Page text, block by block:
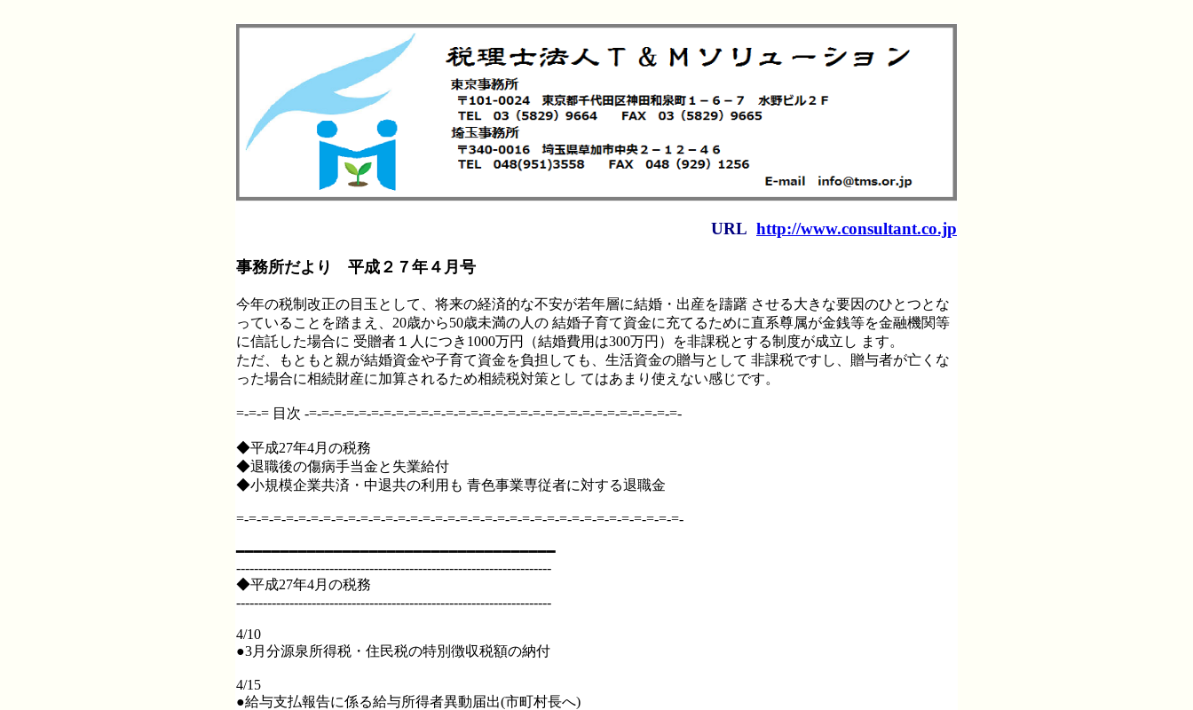
URL http://www.consultant.co.jp
事務所だより 平成２７年４月号
今年の税制改正の目玉として、将来の経済的な不安が若年層に結婚・出産を躊躇 させる大きな要因のひとつとな
っていることを踏まえ、20歳から50歳未満の人の 結婚子育て資金に充てるために直系尊属が金銭等を金融機関等
に信託した場合に 受贈者１人につき1000万円（結婚費用は300万円）を非課税とする制度が成立し ます。
ただ、もともと親が結婚資金や子育て資金を負担しても、生活資金の贈与として 非課税ですし、贈与者が亡くな
った場合に相続財産に加算されるため相続税対策とし てはあまり使えない感じです。
=-=-= 目次 -=-=-=-=-=-=-=-=-=-=-=-=-=-=-=-=-=-=-=-=-=-=-=-=-=-=-=-=-=-=-
◆平成27年4月の税務
◆退職後の傷病手当金と失業給付
◆小規模企業共済・中退共の利用も 青色事業専従者に対する退職金
=-=-=-=-=-=-=-=-=-=-=-=-=-=-=-=-=-=-=-=-=-=-=-=-=-=-=-=-=-=-=-=-=-=-=-=-
━━━━━━━━━━━━━━━━━━━━━━━━━━━━━━━━━━━━
-----------------------------------------------------------------------
◆平成27年4月の税務
-----------------------------------------------------------------------
4/10
●3月分源泉所得税・住民税の特別徴収税額の納付
4/15
●給与支払報告に係る給与所得者異動届出(市町村長へ)